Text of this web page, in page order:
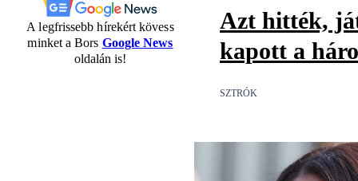
A legfrissebb hírekért kövess
minket a Bors Google News
oldalán is!
Azt hitték,
kapott a
SZTRÓK